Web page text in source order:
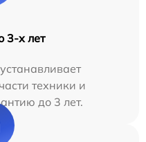
3-х лет
техники и
до 3 лет.